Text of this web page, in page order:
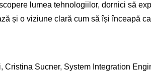
lumea tehnologiilor, dornici să
și o viziune clară cum să își înceapă
Cristina Sucner, System Integration